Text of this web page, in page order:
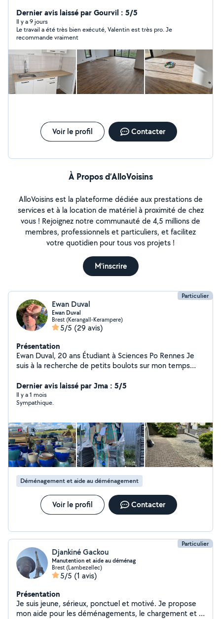
branchement d évier,lavabo je pose des cuisines
dressing meuble de salle de bain.... et aussi tout ce qui
est parquet stratifiés, pvc, terrasse bois et composite
J'aime le travail bien fait et je suis très minutieux
Dernier avis laissé par Gourvil : 5/5
Il y a 9 jours
Le travail a été très bien exécuté, Valentin est très pro. Je
recommande vraiment
Voir le profil Contacter
À Propos d’AlloVoisins
AlloVoisins est la plateforme dédiée aux prestations de
services et à la location de matériel à proximité de chez
vous ! Rejoignez notre communauté de 4,5 millions de
membres, professionnels et particuliers, et facilitez
votre quotidien pour tous vos projets !
M'inscrire
Particulier
Ewan Duval
Ewan Duval
Brest (Kerangall-Kerampere)
5/5 (29 avis)
Présentation
Ewan Duval, 20 ans Étudiant à Sciences Po Rennes Je
suis à la recherche de petits boulots sur mon temps
vie étudiante et aider le voisinage dans les domaines
suivants : - Déménagements - Jardinage - Cours
particuliers - Bâtiments - Service à la personne - Peinture
Dernier avis laissé par Jma : 5/5
Il y a 1 mois
Sympathique.
Déménagement et aide au déménagement
Voir le profil Contacter
Particulier
Djankiné Gackou
Manutention et aide au déménag
Brest (Lambezellec)
5/5 (1 avis)
Présentation
Je suis jeune, sérieux, ponctuel et motivé. Je propose
mon aide pour les déménagements, le chargement et le